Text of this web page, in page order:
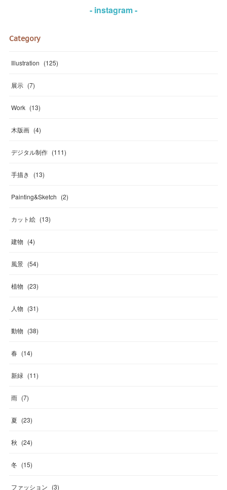
- instagram -
Category
Illustration (125)
展示 (7)
Work (13)
木版画 (4)
デジタル制作 (111)
手描き (13)
Painting&Sketch (2)
カット絵 (13)
建物 (4)
風景 (54)
植物 (23)
人物 (31)
動物 (38)
春 (14)
新緑 (11)
雨 (7)
夏 (23)
秋 (24)
冬 (15)
ファッション (3)